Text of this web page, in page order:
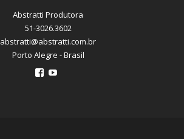
Abstratti Produtora
51-3026.3602
abstratti@abstratti.com.br
Porto Alegre - Brasil
Ver